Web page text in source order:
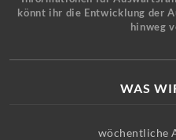
könnt ihr die Entwicklung der
hinweg
WAS
wöchentliche